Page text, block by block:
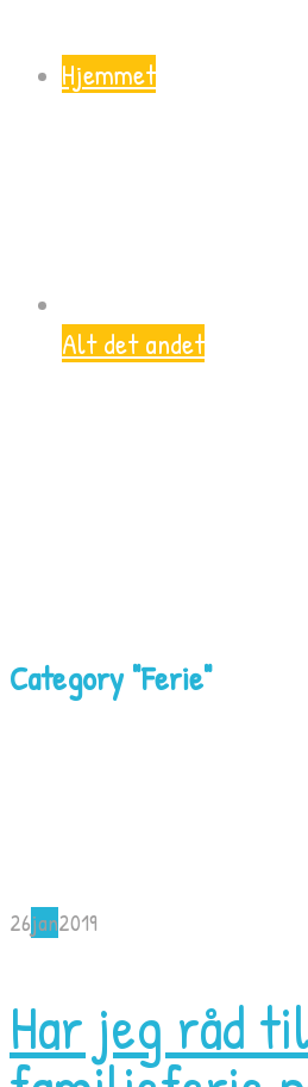
Hjemmet
Alt det andet
Category "Ferie"
26jan2019
Har jeg råd